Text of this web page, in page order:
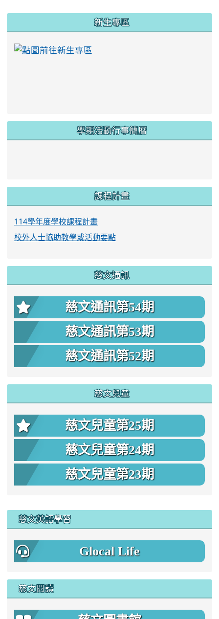
新生專區
學期活動行事簡曆
課程計畫
114學年度學校課程計畫
校外人士協助教學或活動要點
慈文通訊
慈文通訊第54期
慈文通訊第53期
慈文通訊第52期
慈文兒童
慈文兒童第25期
慈文兒童第24期
慈文兒童第23期
慈文英語學習
Glocal Life
慈文閱讀